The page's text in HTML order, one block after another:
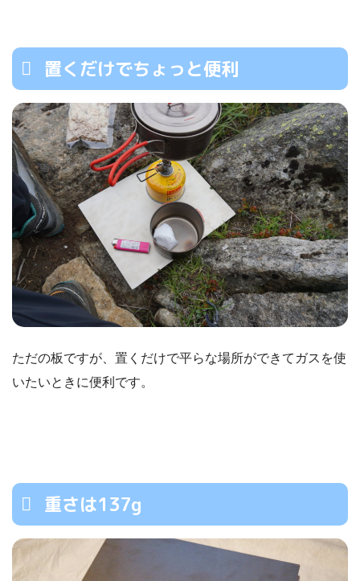
置くだけでちょっと便利
ただの板ですが、置くだけで平らな場所ができてガスを使
いたいときに便利です。
重さは137g